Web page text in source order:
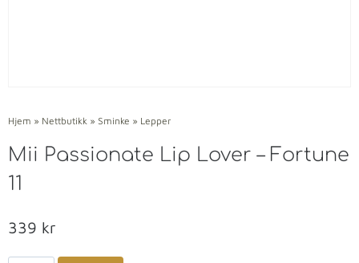
Hjem » Nettbutikk » Sminke » Lepper
Mii Passionate Lip Lover – Fortune
11
339 kr